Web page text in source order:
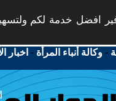
افضل خدمة لكم
-وكالة أنباء المرأة - اخبار